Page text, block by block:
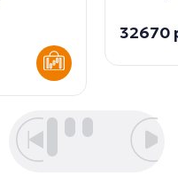
32670